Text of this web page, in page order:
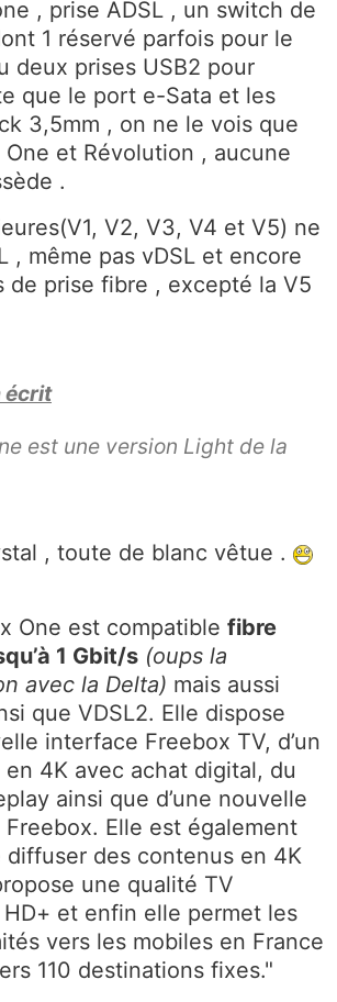
, prise ADSL , un switch de
1 réservé parfois pour le
deux prises USB2 pour
que le port e-Sata et les
3,5mm , on ne le vois que
et Révolution , aucune
.
V2, V3, V4 et V5) ne
, même pas vDSL et encore
de prise fibre , excepté la V5
écrit
est une version Light de la
, toute de blanc vêtue .
One est compatible fibre
1 Gbit/s (oups la
avec la Delta) mais aussi
que VDSL2. Elle dispose
interface Freebox TV, d’un
en 4K avec achat digital, du
ainsi que d’une nouvelle
Elle est également
diffuser des contenus en 4K
une qualité TV
et enfin elle permet les
vers les mobiles en France
110 destinations fixes."